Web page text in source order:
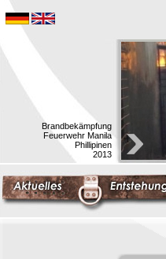
Brandbekämpfung
Feuerwehr Manila
Phillipinen
2013